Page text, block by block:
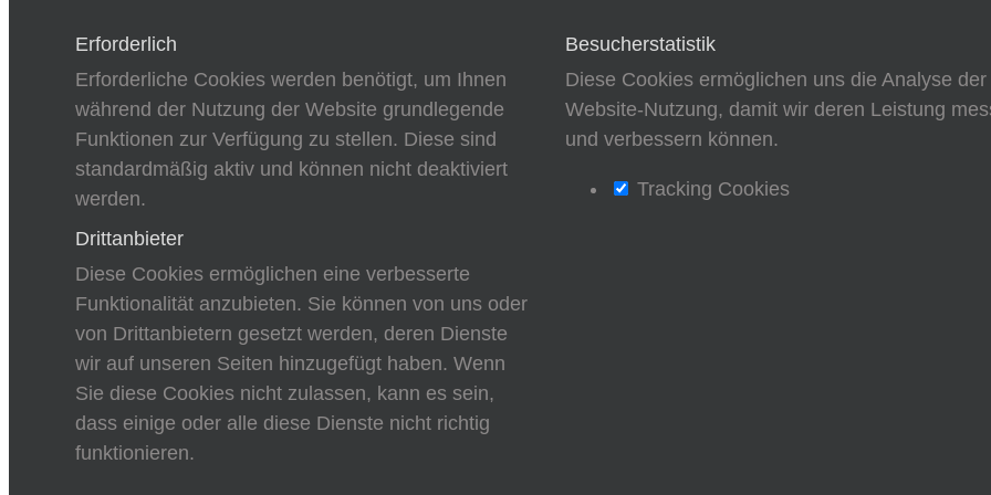
Erforderlich
Erforderliche Cookies werden benötigt, um Ihnen
während der Nutzung der Website grundlegende
Funktionen zur Verfügung zu stellen. Diese sind
standardmäßig aktiv und können nicht deaktiviert
werden.
Besucherstatistik
Diese Cookies ermöglichen uns die Analyse der
Website-Nutzung, damit wir deren Leistung
und verbessern können.
Tracking Cookies
Drittanbieter
Diese Cookies ermöglichen eine verbesserte
Funktionalität anzubieten. Sie können von uns oder
von Drittanbietern gesetzt werden, deren Dienste
wir auf unseren Seiten hinzugefügt haben. Wenn
Sie diese Cookies nicht zulassen, kann es sein,
dass einige oder alle diese Dienste nicht richtig
funktionieren.